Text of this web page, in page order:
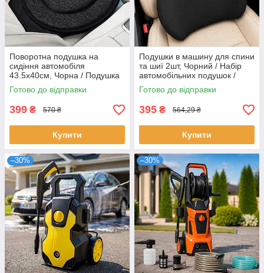
Поворотна подушка на
сидіння автомобіля
43.5х40см, Чорна / Подушка
в машину на сидіння /
Подушка для сидіння в авто
Готово до відправки
399 ₴ 570 ₴
Купити
Подушки в машину для спини
та шиї 2шт, Чорний / Набір
автомобільних подушок /
Автоподушки
Готово до відправки
395 ₴ 564,29 ₴
Купити
–30% –30%